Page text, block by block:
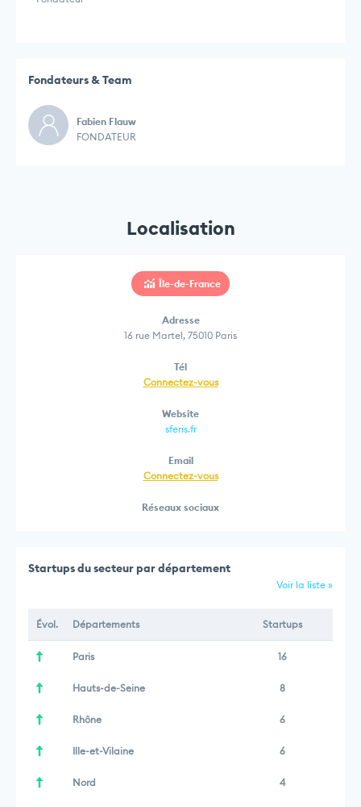
Fondateurs & Team
Fabien Flauw
FONDATEUR
Localisation
Île-de-France
Adresse
16 rue Martel, 75010 Paris
Tél
Connectez-vous
Website
sferis.fr
Email
Connectez-vous
Réseaux sociaux
Startups du secteur par département
Voir la liste »
Évol. Départements Startups
Paris 16
Hauts-de-Seine 8
Rhône 6
Ille-et-Vilaine 6
Nord 4